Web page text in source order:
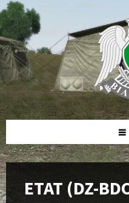
Skip
to
content
Skip
to
left
sidebar
Skip
to
footer
ETAT (DZ-